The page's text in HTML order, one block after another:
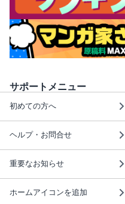
サポートメニュー
初めての方へ
ヘルプ・お問合せ
重要なお知らせ
ホームアイコンを追加